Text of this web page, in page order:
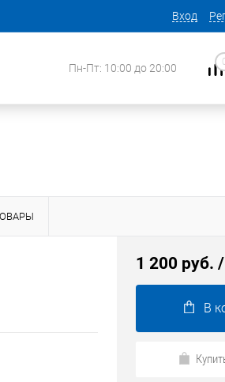
Вход
Пн-Пт: 10:00 до 20:00
1 200 руб.
В